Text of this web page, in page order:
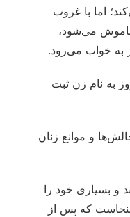
اما با غروب
خاموش می‌شود،
به خواب می‌رود.
یک روز به نام زن ثبت
و موانع زنان
و بسیاری خود را
که پس از